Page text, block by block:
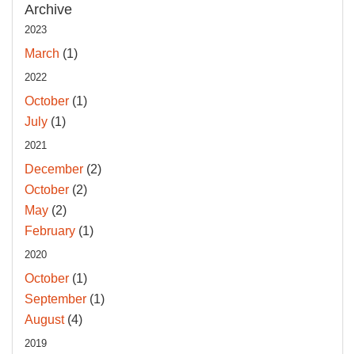
Archive
2023
March (1)
2022
October (1)
July (1)
2021
December (2)
October (2)
May (2)
February (1)
2020
October (1)
September (1)
August(4)
2019